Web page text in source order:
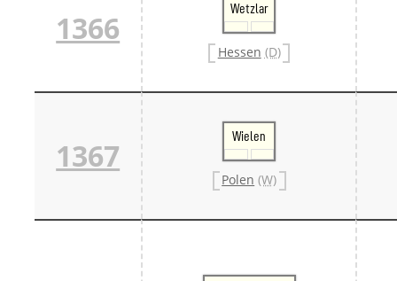
1366
Wetzlar
Hessen (D)
1367
Wielen
Polen (W)